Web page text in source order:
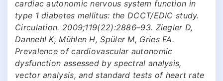
cardiac autonomic nervous system function in
type 1 diabetes mellitus: the DCCT/EDIC study.
Circulation. 2009;119(22):2886–93. Ziegler D,
Dannehl K, Mühlen H, Spüler M, Gries FA.
Prevalence of cardiovascular autonomic
dysfunction assessed by spectral analysis,
vector analysis, and standard tests of heart rate